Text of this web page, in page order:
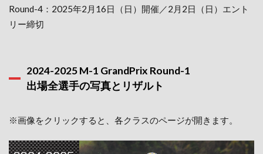
Round-4：2025年2月16日（日）開催／2月2日（日）エント
リー締切
2024-2025 M-1 GrandPrix Round-1
出場全選手の写真とリザルト
※画像をクリックすると、各クラスのページが開きます。